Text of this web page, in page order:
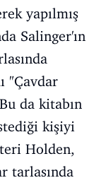
yapılmış
Salinger'ın
"Çavdar
da kitabın
kişiyi
Holden,
tarlasında